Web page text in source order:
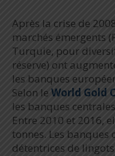
Après la crise de
marchés émergents
Turquie, pour
réserve) ont
les banques
Selon le World Gold
les banques
Entre 2010 et 2016,
tonnes. Les banques
détentrices de lingots